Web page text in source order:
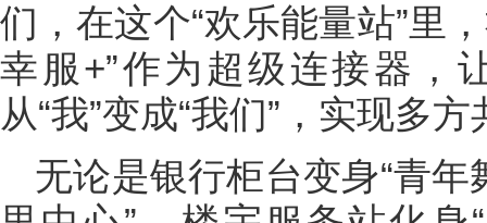
们，在这个“欢乐能量站”里
幸服+”作为超级连接器，
从“我”变成“我们”，实现多
无论是银行柜台变身“青年